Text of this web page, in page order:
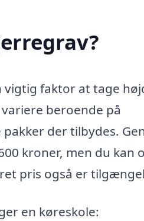
vigtig faktor at tage
beroende på
der tilbydes.
kroner, men du kan
pris også er
en køreskole: